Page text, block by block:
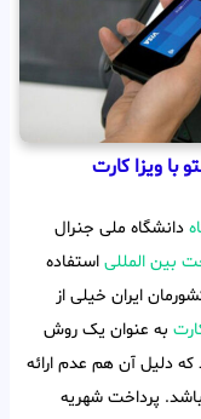
با ویزا کارت
دانشگاه ملی جنرال
بین المللی استفاده
ایران خیلی از
به عنوان یک روش
که دلیل آن هم عدم ارائه
پرداخت شهریه